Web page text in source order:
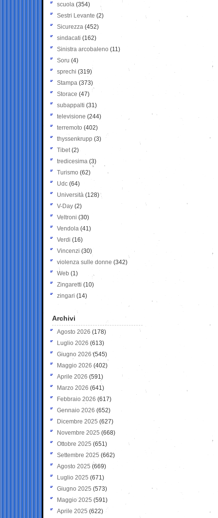
scuola (354)
Sestri Levante (2)
Sicurezza (452)
sindacati (162)
Sinistra arcobaleno (11)
Soru (4)
sprechi (319)
Stampa (373)
Storace (47)
subappalti (31)
televisione(244)
terremoto (402)
thyssenkrupp (3)
Tibet(2)
tredicesima (3)
Turismo (62)
Udc (64)
Università (128)
V-Day (2)
Veltroni (30)
Vendola (41)
Verdi (16)
Vincenzi (30)
violenza sulle donne (342)
Web (1)
Zingaretti (10)
zingari (14)
Archivi
Agosto 2026 (178)
Luglio 2026 (613)
Giugno 2026 (545)
Maggio 2026 (402)
Aprile 2026 (591)
Marzo 2026 (641)
Febbraio 2026 (617)
Gennaio 2026 (652)
Dicembre 2025 (627)
Novembre 2025 (668)
Ottobre 2025 (651)
Settembre 2025 (662)
Agosto 2025 (669)
Luglio 2025 (671)
Giugno 2025 (573)
Maggio 2025 (591)
Aprile 2025 (622)